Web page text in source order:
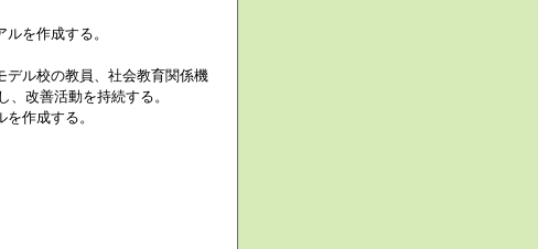
を作成する。
デル校の教員、社会教育関係機
改善活動を持続する。
作成する。